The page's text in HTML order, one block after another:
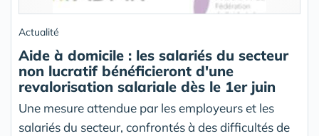
Actualité
Aide à domicile : les salariés du secteur
non lucratif bénéficieront d'une
revalorisation salariale dès le 1er juin
Une mesure attendue par les employeurs et les
salariés du secteur, confrontés à des difficultés de